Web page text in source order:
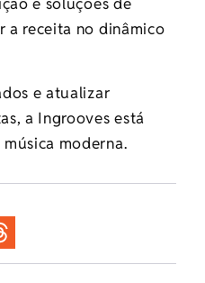
a receita no dinâmico
e atualizar
a Ingrooves está
moderna.